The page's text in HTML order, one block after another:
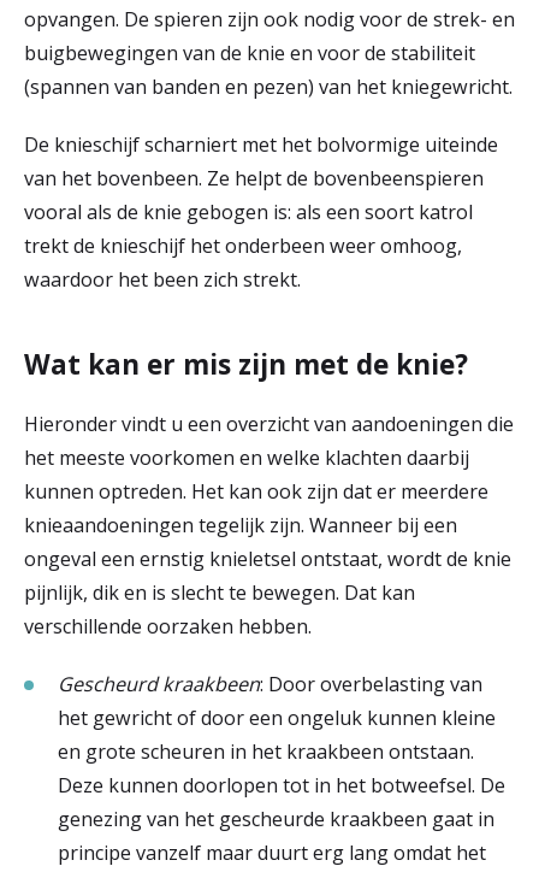
opvangen. De spieren zijn ook nodig voor de strek- en
buigbewegingen van de knie en voor de stabiliteit
(spannen van banden en pezen) van het kniegewricht.
De knieschijf scharniert met het bolvormige uiteinde
van het bovenbeen. Ze helpt de bovenbeenspieren
vooral als de knie gebogen is: als een soort katrol
trekt de knieschijf het onderbeen weer omhoog,
waardoor het been zich strekt.
Wat kan er mis zijn met de knie?
Hieronder vindt u een overzicht van aandoeningen die
het meeste voorkomen en welke klachten daarbij
kunnen optreden. Het kan ook zijn dat er meerdere
knieaandoeningen tegelijk zijn. Wanneer bij een
ongeval een ernstig knieletsel ontstaat, wordt de knie
pijnlijk, dik en is slecht te bewegen. Dat kan
verschillende oorzaken hebben.
Gescheurd kraakbeen: Door overbelasting van
het gewricht of door een ongeluk kunnen kleine
en grote scheuren in het kraakbeen ontstaan.
Deze kunnen doorlopen tot in het botweefsel. De
genezing van het gescheurde kraakbeen gaat in
principe vanzelf maar duurt erg lang omdat het